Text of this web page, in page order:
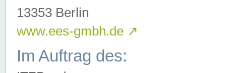
13353 Berlin
www.ees-gmbh.de ↗
Im Auftrag des: